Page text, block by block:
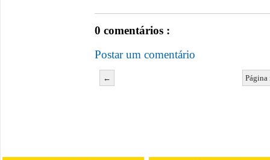
0 comentários :
Postar um comentário
←